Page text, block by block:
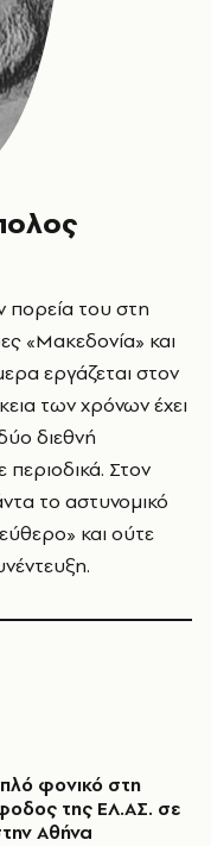
πορεία του στη
«Μακεδονία» και
εργάζεται στον
των χρόνων έχει
διεθνή
Στον
το αστυνομικό
και ούτε
φονικό στη
της ΕΛ.ΑΣ. σε
Αθήνα